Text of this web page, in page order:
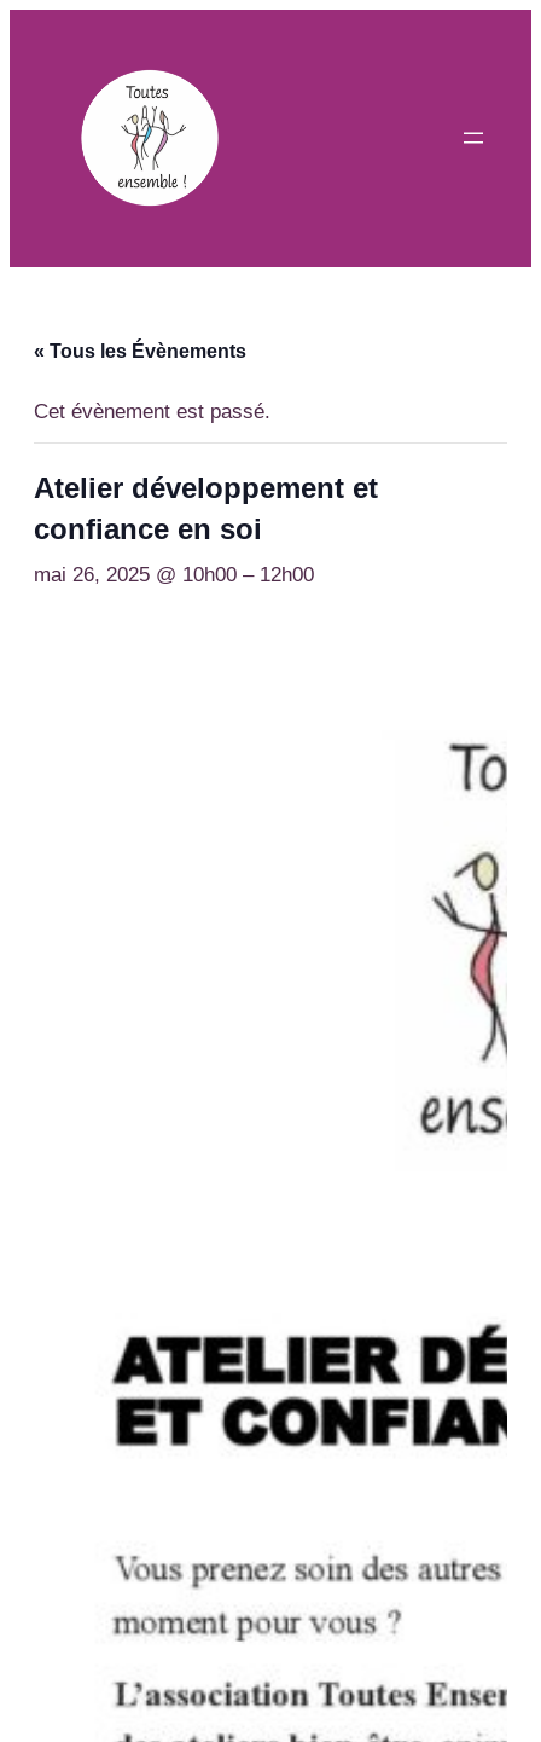
« Tous les Évènements
Cet évènement est passé.
Atelier développement et
confiance en soi
mai 26, 2025 @ 10h00 – 12h00